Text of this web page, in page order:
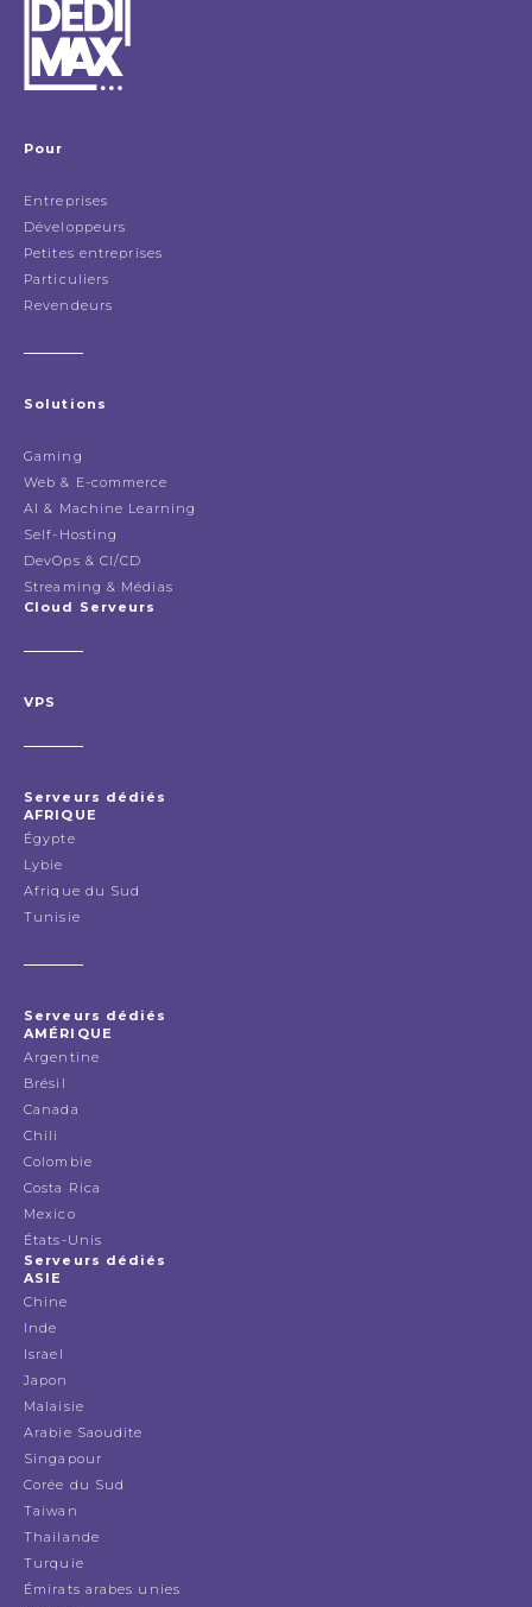
Pour
Entreprises
Développeurs
Petites entreprises
Particuliers
Revendeurs
Solutions
Gaming
Web & E-commerce
AI & Machine Learning
Self-Hosting
DevOps & CI/CD
Streaming & Médias
Cloud Serveurs
VPS
Serveurs dédiés
AFRIQUE
Égypte
Lybie
Afrique du Sud
Tunisie
Serveurs dédiés
AMÉRIQUE
Argentine
Brésil
Canada
Chili
Colombie
Costa Rica
Mexico
États-Unis
Serveurs dédiés
ASIE
Chine
Inde
Israel
Japon
Malaisie
Arabie Saoudite
Singapour
Corée du Sud
Taiwan
Thailande
Turquie
Émirats arabes unies